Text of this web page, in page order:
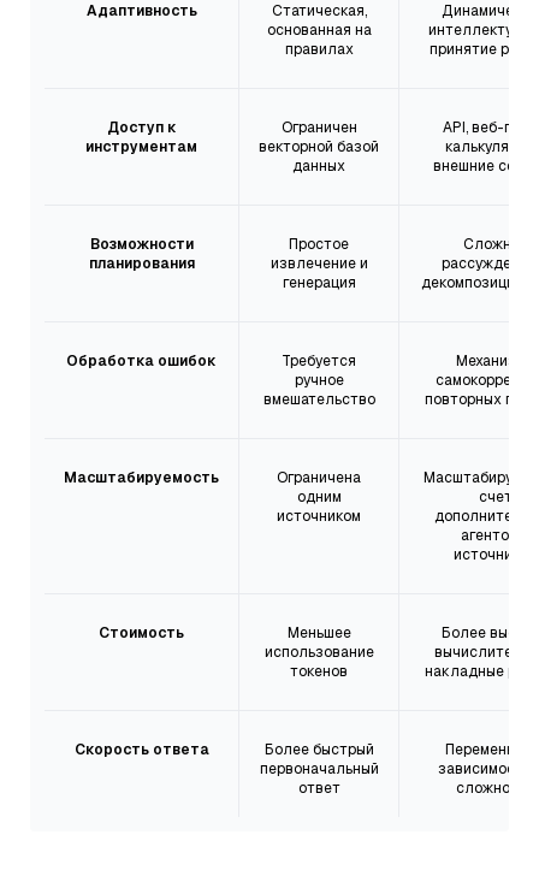
Адаптивность
Статическая,
основанная на
правилах
принятие
Доступ к
инструментам
Ограничен
векторной базой
данных
API, веб-
внешние
Возможности
планирования
Простое
извлечение и
генерация
Сложное
рассуждение
декомпозиция
Обработка ошибок
Требуется
ручное
вмешательство
Механизмы
повторных
Масштабируемость
Ограничена
одним
источником
счет
агентов и
источников
Стоимость
Меньшее
использование
токенов
Более
накладные
Скорость ответа
Более быстрый
первоначальный
ответ
Переменная,
зависимости
сложности